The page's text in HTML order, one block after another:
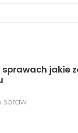
jakie
spraw